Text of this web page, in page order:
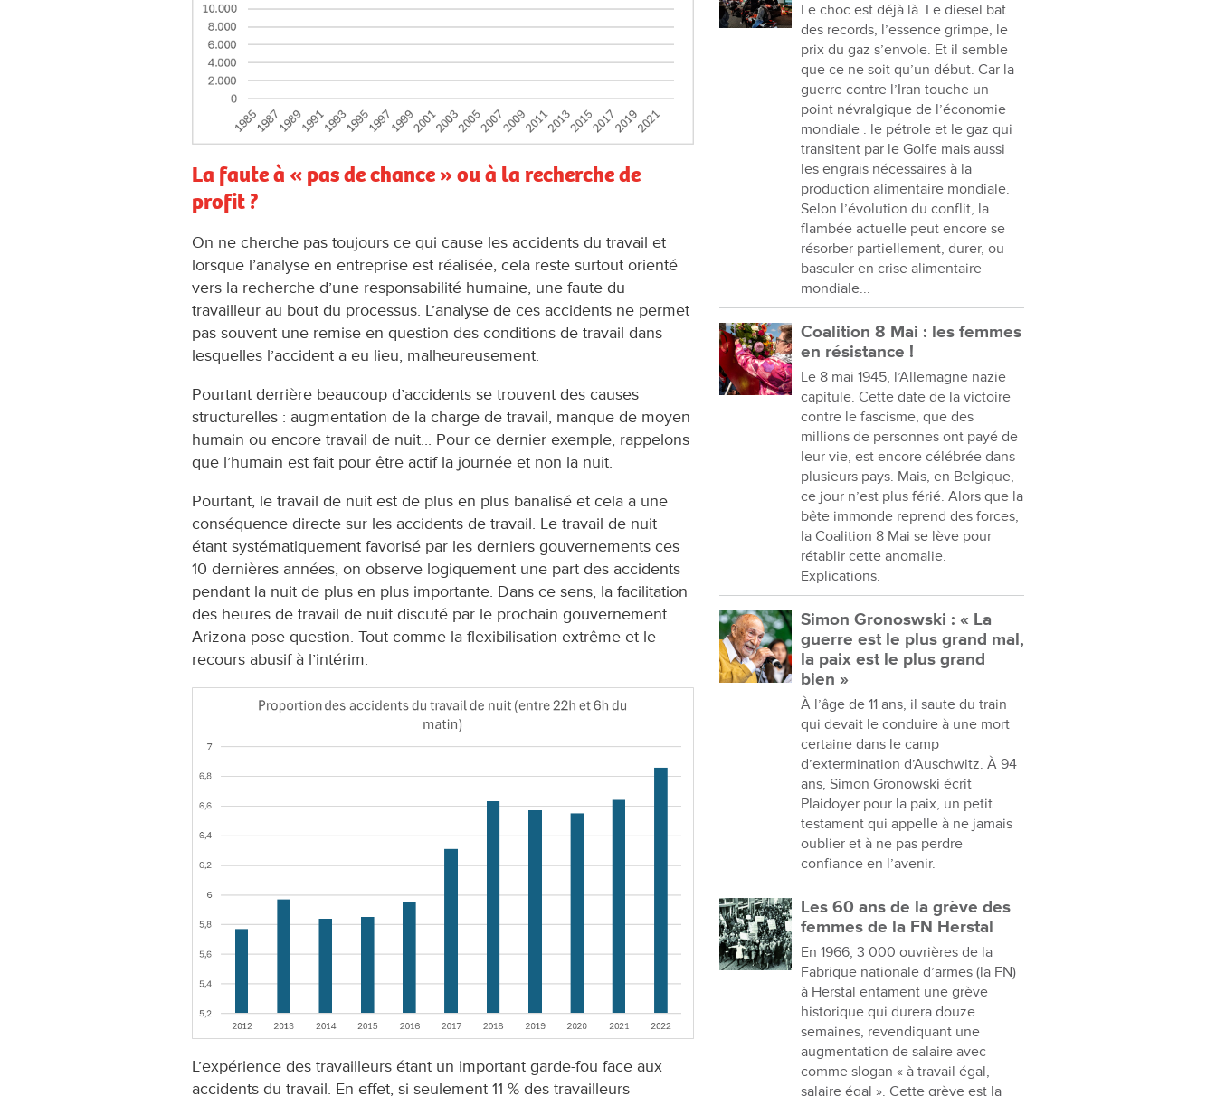
La faute à « pas de chance » ou à la recherche de
profit ?
On ne cherche pas toujours ce qui cause les accidents du travail et
lorsque l’analyse en entreprise est réalisée, cela reste surtout orienté
vers la recherche d’une responsabilité humaine, une faute du
travailleur au bout du processus. L’analyse de ces accidents ne permet
pas souvent une remise en question des conditions de travail dans
lesquelles l’accident a eu lieu, malheureusement.
Pourtant derrière beaucoup d’accidents se trouvent des causes
structurelles : augmentation de la charge de travail, manque de moyen
humain ou encore travail de nuit... Pour ce dernier exemple, rappelons
que l’humain est fait pour être actif la journée et non la nuit.
Pourtant, le travail de nuit est de plus en plus banalisé et cela a une
conséquence directe sur les accidents de travail. Le travail de nuit
étant systématiquement favorisé par les derniers gouvernements ces
10 dernières années, on observe logiquement une part des accidents
pendant la nuit de plus en plus importante. Dans ce sens, la facilitation
des heures de travail de nuit discuté par le prochain gouvernement
Arizona pose question. Tout comme la flexibilisation extrême et le
recours abusif à l’intérim.
L’expérience des travailleurs étant un important garde-fou face aux
accidents du travail. En effet, si seulement 11 % des travailleurs
Le choc est déjà là. Le diesel bat
des records, l’essence grimpe, le
prix du gaz s’envole. Et il semble
que ce ne soit qu’un début. Car la
guerre contre l’Iran touche un
point névralgique de l’économie
mondiale : le pétrole et le gaz qui
transitent par le Golfe mais aussi
les engrais nécessaires à la
production alimentaire mondiale.
Selon l’évolution du conflit, la
flambée actuelle peut encore se
résorber partiellement, durer, ou
basculer en crise alimentaire
mondiale...
Coalition 8 Mai : les femmes
en résistance !
Le 8 mai 1945, l’Allemagne nazie
capitule. Cette date de la victoire
contre le fascisme, que des
millions de personnes ont payé de
leur vie, est encore célébrée dans
plusieurs pays. Mais, en Belgique,
ce jour n’est plus férié. Alors que la
bête immonde reprend des forces,
la Coalition 8 Mai se lève pour
rétablir cette anomalie.
Explications.
Simon Gronoswski : « La
guerre est le plus grand mal,
la paix est le plus grand
bien »
À l’âge de 11 ans, il saute du train
qui devait le conduire à une mort
certaine dans le camp
d’extermination d’Auschwitz. À 94
ans, Simon Gronowski écrit
Plaidoyer pour la paix, un petit
testament qui appelle à ne jamais
oublier et à ne pas perdre
confiance en l’avenir.
Les 60 ans de la grève des
femmes de la FN Herstal
En 1966, 3 000 ouvrières de la
Fabrique nationale d’armes (la FN)
à Herstal entament une grève
historique qui durera douze
semaines, revendiquant une
augmentation de salaire avec
comme slogan « à travail égal,
salaire égal ». Cette grève est la